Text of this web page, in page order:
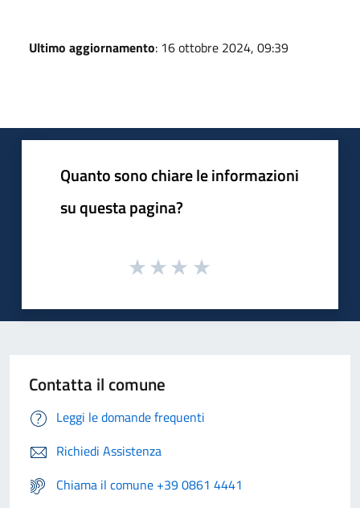
Ultimo aggiornamento: 16 ottobre 2024, 09:39
Quanto sono chiare le informazioni
su questa pagina?
Contatta il comune
Leggi le domande frequenti
Richiedi Assistenza
Chiama il comune +39 0861 4441